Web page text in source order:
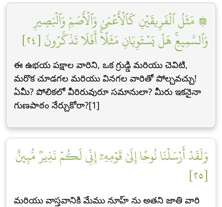
۞ مَثَلُ ٱلۡفَرِيقَيۡنِ كَٱلۡأَعۡمَىٰ وَٱلۡأَصَمِّ وَٱلۡبَصِيرِ
وَٱلسَّمِيعِۚ هَلۡ يَسۡتَوِيَانِ مَثَلًاۚ أَفَلَا تَذَكَّرُونَ [٢٤]
ఈ ఉభయ పక్షాల వారిని, ఒక గ్రుడ్డి మరియు చెవిటి,
మరొక చూడగల మరియు వినగల వారితో పోల్చవచ్చు!
ఏమీ? పోలికలో వీరిరువురూ సమానులా? మీరు ఇకనైనా
గుణపాఠం నేర్చుకోరా?[1]
وَلَقَدۡ أَرۡسَلۡنَا نُوحًا إِلَىٰ قَوۡمِهِۦٓ إِنِّي لَكُمۡ نَذِيرٞ مُّبِينٌ
[٢٥]
మరియు వాస్తవానికి మేము నూహ్ ను అతని జాతి వారి